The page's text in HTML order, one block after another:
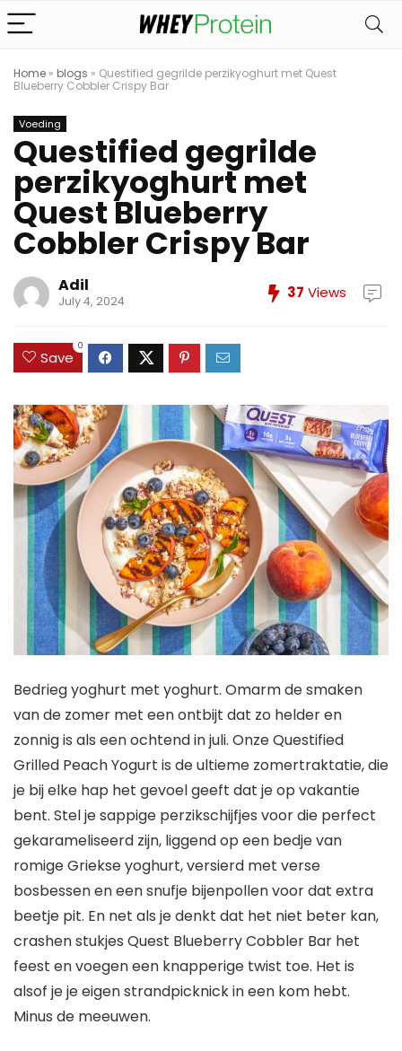
Home » blogs » Questified gegrilde perzikyoghurt met Quest
Blueberry Cobbler Crispy Bar
Voeding
Questified gegrilde
perzikyoghurt met
Quest Blueberry
Cobbler Crispy Bar
Adil
July 4, 2024 37 Views
Save
0
Bedrieg yoghurt met yoghurt. Omarm de smaken
van de zomer met een ontbijt dat zo helder en
zonnig is als een ochtend in juli. Onze Questified
Grilled Peach Yogurt is de ultieme zomertraktatie, die
je bij elke hap het gevoel geeft dat je op vakantie
bent. Stel je sappige perzikschijfjes voor die perfect
gekarameliseerd zijn, liggend op een bedje van
romige Griekse yoghurt, versierd met verse
bosbessen en een snufje bijenpollen voor dat extra
beetje pit. En net als je denkt dat het niet beter kan,
crashen stukjes Quest Blueberry Cobbler Bar het
feest en voegen een knapperige twist toe. Het is
alsof je je eigen strandpicknick in een kom hebt.
Minus de meeuwen.